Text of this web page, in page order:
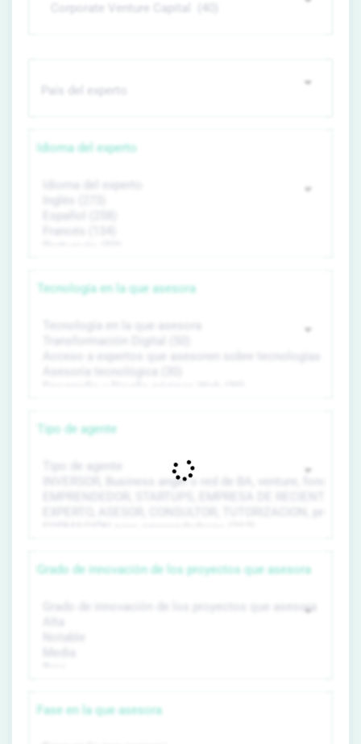
Idioma del experto
Tecnología en la que asesora
Tipo de agente
Grado de innovación de los proyectos que asesora
Fase en la que asesora